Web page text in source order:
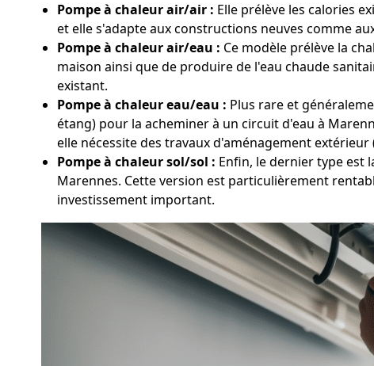
Pompe à chaleur air/air : Elle prélève les calories
et elle s'adapte aux constructions neuves comme
Pompe à chaleur air/eau : Ce modèle prélève la
maison ainsi que de produire de l'eau chaude
existant.
Pompe à chaleur eau/eau : Plus rare et
étang) pour la acheminer à un circuit d'eau à
elle nécessite des travaux d'aménagement extérieur
Pompe à chaleur sol/sol : Enfin, le dernier type est
Marennes. Cette version est particulièrement
investissement important.